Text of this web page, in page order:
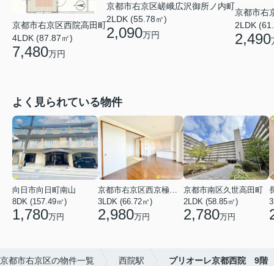
京都市右京区西院高田町
4LDK (87.87㎡)
7,480万円
京都市右京区嵯峨広沢御所ノ内町
2LDK (55.78㎡)
2,090万円
京都市右
2LDK
2,490
よく見られている物件
向日市向日町南山
8DK (157.49㎡)
1,780万円
3LDK (66.72㎡)
2,980万円
京都市南区久世高田町
2LDK (58.85㎡)
2,780万円
京都市右京区の物件一覧 西院駅 プリオーレ京都西院 9階